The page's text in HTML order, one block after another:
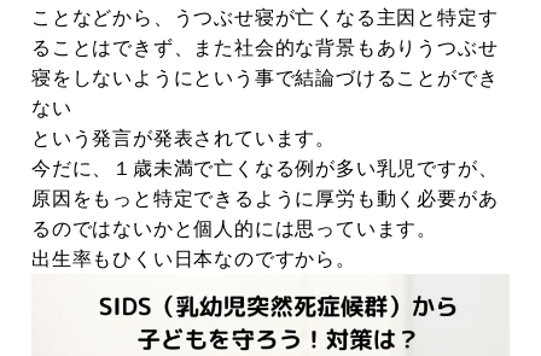
ことなどから、うつぶせ寝が亡くなる主因と特定す
ることはできず、また社会的な背景もありうつぶせ
寝をしないようにという事で結論づけることができ
ない
という発言が発表されています。
今だに、１歳未満で亡くなる例が多い乳児ですが、
原因をもっと特定できるように厚労も動く必要があ
るのではないかと個人的には思っています。
出生率もひくい日本なのですから。